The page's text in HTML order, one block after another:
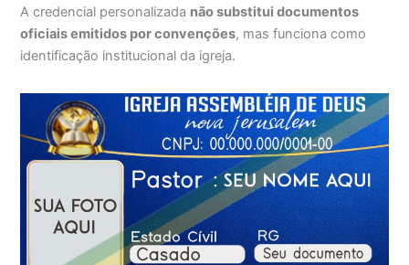
A credencial personalizada não substitui documentos
oficiais emitidos por convenções, mas funciona como
identificação institucional da igreja.